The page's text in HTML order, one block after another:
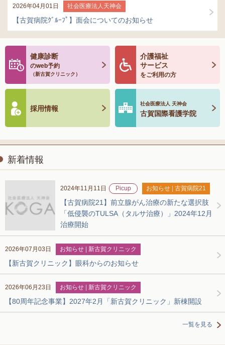
2026年04月01日 社会医療法人天神会
【古賀病院ｸﾞﾙｰﾌﾟ】面会についてのお知らせ
健康診断
のweb予約
（新古賀クリニック）
介護福祉
サービス
をご利用の方
採用情報 社会医療法人 天神会
古賀国際看護学院
新着情報
2024年11月11日 Picup お知らせ | 古賀病院21
【古賀病院21】前立腺がん治療の新たな選択肢
「低侵襲のTULSA（タルサ治療）」2024年12月
治療開始
2026年07月03日 お知らせ | 新古賀クリニック
【新古賀クリニック】眼科からのお知らせ
2026年06月23日 お知らせ | 新古賀クリニック
【80周年記念事業】2027年2月「新古賀クリニック」新棟開設
一覧を見る